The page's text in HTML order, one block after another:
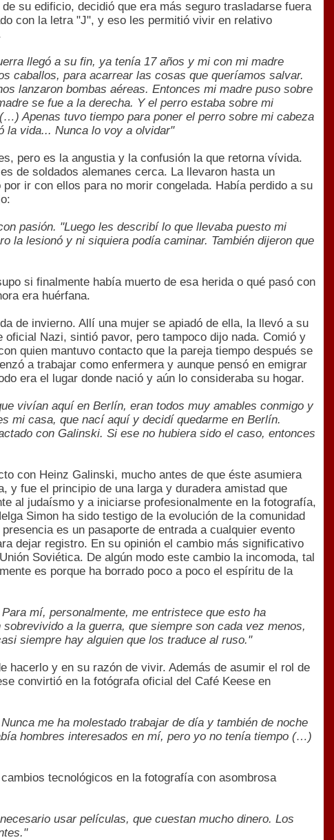
su edificio, decidió que era más seguro trasladarse fuera
con la letra "J", y eso les permitió vivir en relativo
llegó a su fin, ya tenía 17 años y mi con mi madre
caballos, para acarrear las cosas que queríamos salvar.
lanzaron bombas aéreas. Entonces mi madre puso sobre
se fue a la derecha. Y el perro estaba sobre mi
Apenas tuvo tiempo para poner el perro sobre mi cabeza
la vida... Nunca lo voy a olvidar"
pero es la angustia y la confusión la que retorna vívida.
de soldados alemanes cerca. La llevaron hasta un
ir con ellos para no morir congelada. Había perdido a su
pasión. "Luego les describí lo que llevaba puesto mi
la lesionó y ni siquiera podía caminar. También dijeron que
si finalmente había muerto de esa herida o qué pasó con
era huérfana.
de invierno. Allí una mujer se apiadó de ella, la llevó a su
Nazi, sintió pavor, pero tampoco dijo nada. Comió y
quien mantuvo contacto que la pareja tiempo después se
a trabajar como enfermera y aunque pensó en emigrar
era el lugar donde nació y aún lo consideraba su hogar.
vivían aquí en Berlín, eran todos muy amables conmigo y
mi casa, que nací aquí y decidí quedarme en Berlín.
con Galinski. Si ese no hubiera sido el caso, entonces
con Heinz Galinski, mucho antes de que éste asumiera
y fue el principio de una larga y duradera amistad que
al judaísmo y a iniciarse profesionalmente en la fotografía,
Simon ha sido testigo de la evolución de la comunidad
es un pasaporte de entrada a cualquier evento
dejar registro. En su opinión el cambio más significativo
Soviética. De algún modo este cambio la incomoda, tal
es porque ha borrado poco a poco el espíritu de la
mí, personalmente, me entristece que esto ha
a la guerra, que siempre son cada vez menos,
siempre hay alguien que los traduce al ruso."
hacerlo y en su razón de vivir. Además de asumir el rol de
convirtió en la fotógrafa oficial del Café Keese en
me ha molestado trabajar de día y también de noche
hombres interesados en mí, pero yo no tenía tiempo (…)
tecnológicos en la fotografía con asombrosa
usar películas, que cuestan mucho dinero. Los